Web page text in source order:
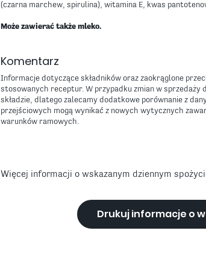
(czarna marchew, spirulina), witamina E, kwas
Może zawierać także mleko.
Komentarz
Informacje dotyczące składników oraz zaokrąglone
stosowanych receptur. W przypadku zmian w
składzie, dlatego zalecamy dodatkowe porównanie z
przejściowych mogą wynikać z nowych wytycznych
warunków ramowych.
Więcej informacji o wskazanym dziennym
Drukuj informacje o